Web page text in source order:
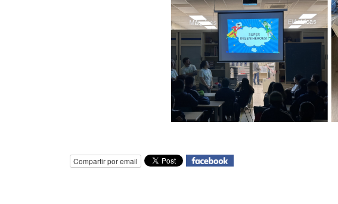
Compartir por email